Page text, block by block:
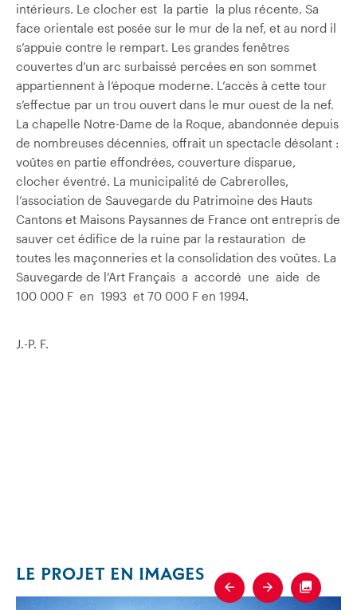
intérieurs. Le clocher est la partie la plus récente. Sa
face orientale est posée sur le mur de la nef, et au nord il
s’appuie contre le rempart. Les grandes fenêtres
couvertes d’un arc surbaissé percées en son sommet
appartiennent à l’époque moderne. L’accès à cette tour
s’effectue par un trou ouvert dans le mur ouest de la nef.
La chapelle Notre-Dame de la Roque, abandonnée depuis
de nombreuses décennies, offrait un spectacle désolant :
voûtes en partie effondrées, couverture disparue,
clocher éventré. La municipalité de Cabrerolles,
l’association de Sauvegarde du Patrimoine des Hauts
Cantons et Maisons Paysannes de France ont entrepris de
sauver cet édifice de la ruine par la restauration de
toutes les maçonneries et la consolidation des voûtes. La
Sauvegarde de l’Art Français a accordé une aide de
100 000 F en 1993 et 70 000 F en 1994.
J.-P. F.
LE PROJET EN IMAGES
Previous
Next